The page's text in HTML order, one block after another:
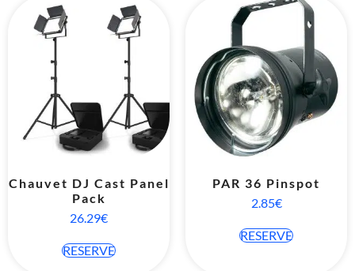
Chauvet DJ Cast Panel
Pack
26.29€
RESERVE
PAR 36 Pinspot
2.85€
RESERVE